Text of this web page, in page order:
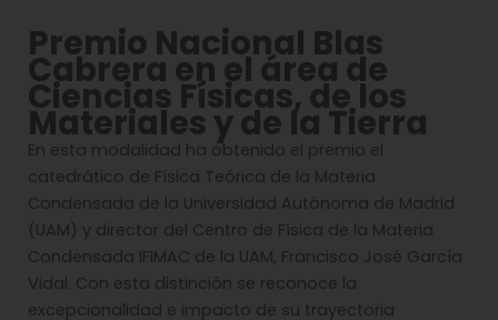
Premio Nacional Blas
Cabrera en el área de
Ciencias Físicas, de los
Materiales y de la Tierra
En esta modalidad ha obtenido el premio el
catedrático de Física Teórica de la Materia
Condensada de la Universidad Autónoma de Madrid
(UAM) y director del Centro de Física de la Materia
Condensada IFIMAC de la UAM, Francisco José García
Vidal. Con esta distinción se reconoce la
excepcionalidad e impacto de su trayectoria